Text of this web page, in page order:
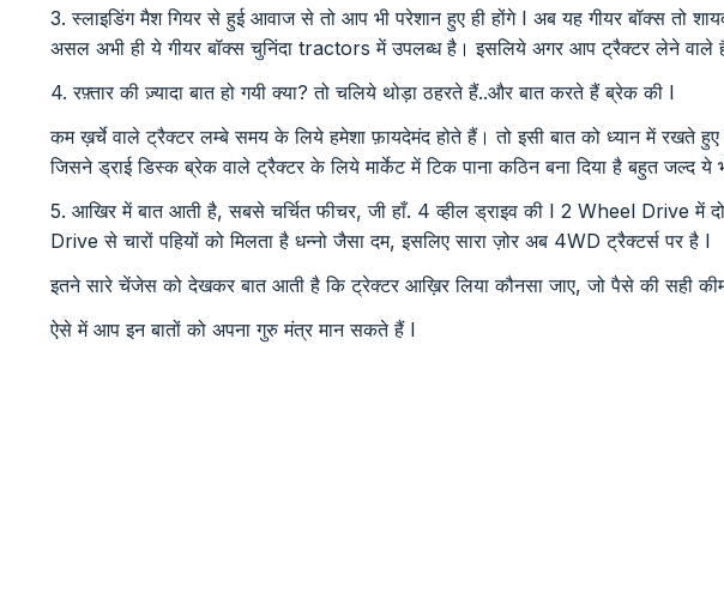
3. स्लाइडिंग मैश गियर से हुई आवाज से तो आप भी परेशान हुए ही होंगे I अब यह गीयर बॉक्स तो
असल अभी ही ये गीयर बॉक्स चुनिंदा tractors में उपलब्ध है। इसलिये अगर आप ट्रैक्टर लेने वाले
4. रफ़्तार की ज़्यादा बात हो गयी क्या? तो चलिये थोड़ा ठहरते हैं..और बात करते हैं ब्रेक की I
कम ख़र्चे वाले ट्रैक्टर लम्बे समय के लिये हमेशा फ़ायदेमंद होते हैं। तो इसी बात को ध्यान में
जिसने ड्राई डिस्क ब्रेक वाले ट्रैक्टर के लिये मार्केट में टिक पाना कठिन बना दिया है बहुत जल्द ये
5. आखिर में बात आती है, सबसे चर्चित फीचर, जी हाँ. 4 व्हील ड्राइव की I 2 Wheel Drive में
Drive से चारों पहियों को मिलता है धन्नो जैसा दम, इसलिए सारा ज़ोर अब 4WD ट्रैक्टर्स पर है I
इतने सारे चेंजेस को देखकर बात आती है कि ट्रेक्टर आख़िर लिया कौनसा जाए, जो पैसे की सही
ऐसे में आप इन बातों को अपना गुरु मंत्र मान सकते हैं I